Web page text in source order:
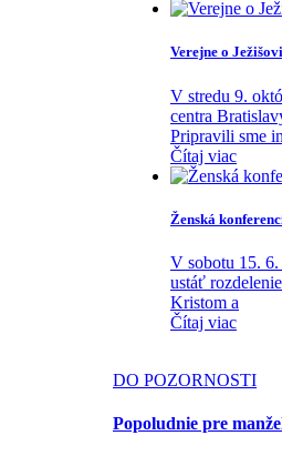
Verejne o Ježišovi
V stredu 9.
centra
Pripravili sme
Čítaj viac
Ženská
V sobotu 15.
ustáť
Kristom a
Čítaj viac
DO POZORNOSTI
Popoludnie pre